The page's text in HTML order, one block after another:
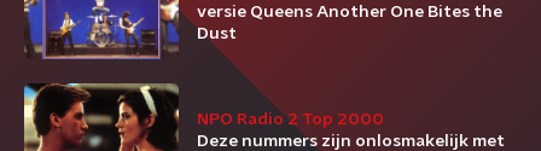
versie Queens Another One Bites the
Dust
NPO Radio 2 Top 2000
Deze nummers zijn onlosmakelijk met